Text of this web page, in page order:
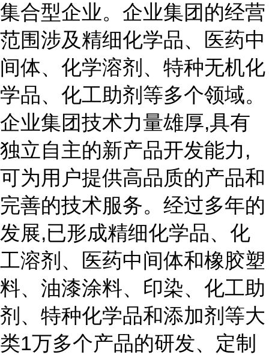
集合型企业。企业集团的经营
范围涉及精细化学品、医药中
间体、化学溶剂、特种无机化
学品、化工助剂等多个领域。
企业集团技术力量雄厚,具有
独立自主的新产品开发能力,
可为用户提供高品质的产品和
完善的技术服务。经过多年的
发展,已形成精细化学品、化
工溶剂、医药中间体和橡胶塑
料、油漆涂料、印染、化工助
剂、特种化学品和添加剂等大
类1万多个产品的研发、定制